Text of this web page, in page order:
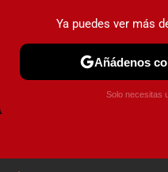
CAMBIO DE
Ya puedes ver más
Añádenos
Solo necesitas